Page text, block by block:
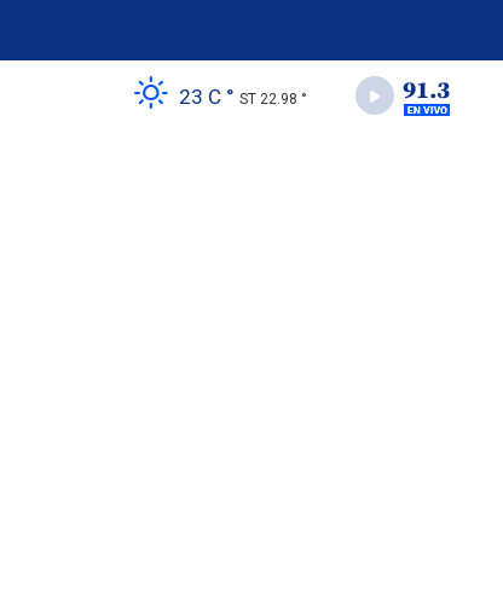
23 C ° ST 22.98 °